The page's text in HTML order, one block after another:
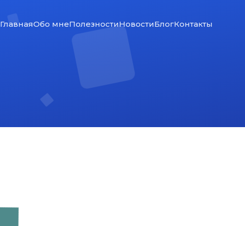
ГлавнаяОбо мнеПолезностиНовостиБлогКонтакты